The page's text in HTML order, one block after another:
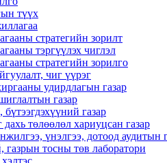
түүх
стратегийн зорилт
тэргүүлэх чиглэл
стратегийн зорилго
чиг үүрэг
удирдлагын газар
газар
бүтээгдэхүүний газар
төлөөлөл хариуцсан газар
үнэлгээ, дотоод аудитын
газрын тосны төв лаборатори